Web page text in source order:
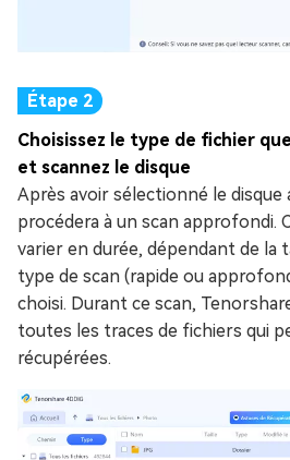
Choisissez le type de fichier
et scannez le disque
Après avoir sélectionné le disque
procédera à un scan approfondi.
varier en durée, dépendant de la
type de scan (rapide ou
choisi. Durant ce scan,
toutes les traces de fichiers qui
récupérées.